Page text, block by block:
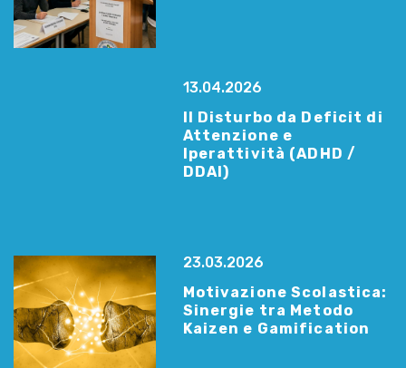
13.04.2026
Il Disturbo da Deficit di
Attenzione e
Iperattività (ADHD /
DDAI)
23.03.2026
Motivazione Scolastica:
Sinergie tra Metodo
Kaizen e Gamification